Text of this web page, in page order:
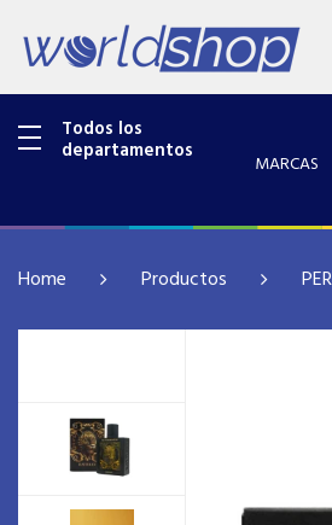
Todos los
departamentos MARCAS
Home Productos